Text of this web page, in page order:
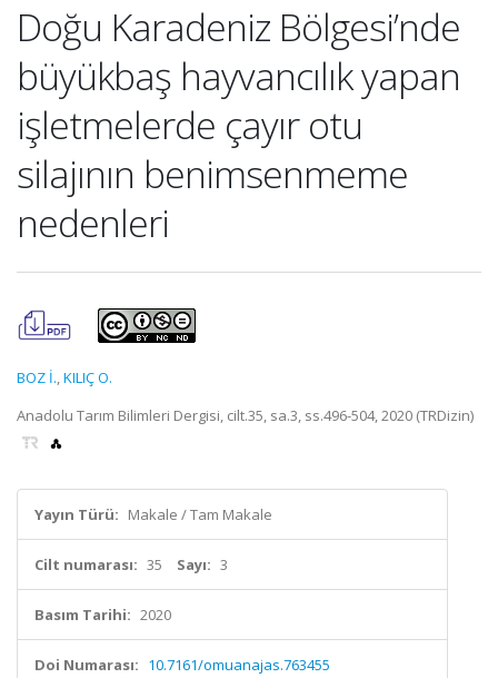
Doğu Karadeniz Bölgesi’nde
büyükbaş hayvancılık yapan
işletmelerde çayır otu
silajının benimsenmeme
nedenleri
BOZ İ.,KILIÇ O.
Anadolu Tarım Bilimleri Dergisi, cilt.35, sa.3, ss.496-504, 2020 (TRDizin)
Yayın Türü: Makale / Tam Makale
Cilt numarası: 35 Sayı: 3
Basım Tarihi: 2020
Doi Numarası: 10.7161/omuanajas.763455